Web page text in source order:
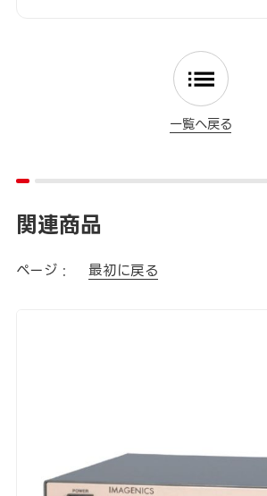
一覧へ戻る
関連商品
ページ : 最初に戻る